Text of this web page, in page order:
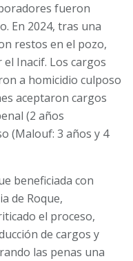
fueron
En 2024, tras una
restos en el pozo,
Inacif. Los cargos
a homicidio culposo
aceptaron cargos
(2 años
(Malouf: 3 años y 4
beneficiada con
de Roque,
el proceso,
de cargos y
las penas una